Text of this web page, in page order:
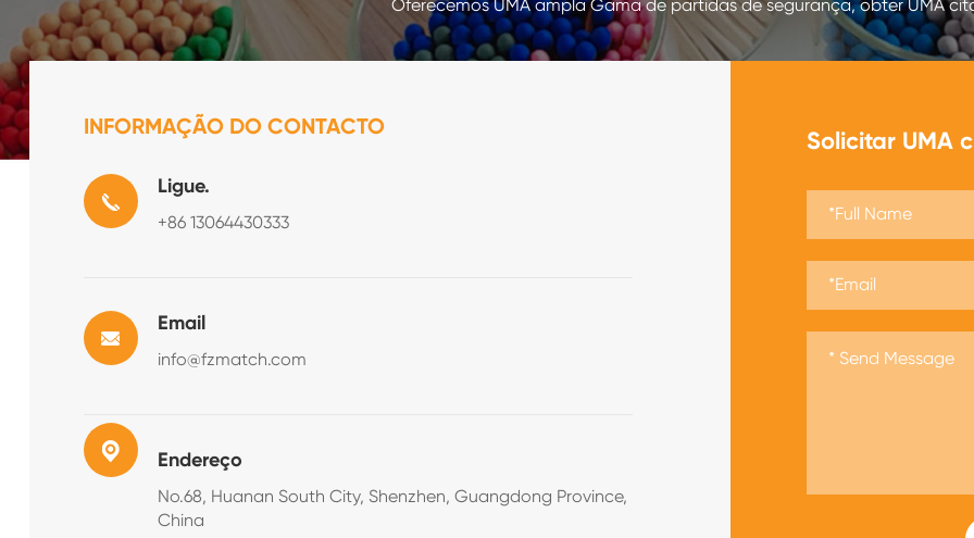
Oferecemos UMA ampla Gama de partidas de segurança, obter UMA
INFORMAÇÃO DO CONTACTO
Ligue.
+86 13064430333
Email
info@fzmatch.com
Endereço
No.68, Huanan South City, Shenzhen, Guangdong Province,
China
Solicitar UMA